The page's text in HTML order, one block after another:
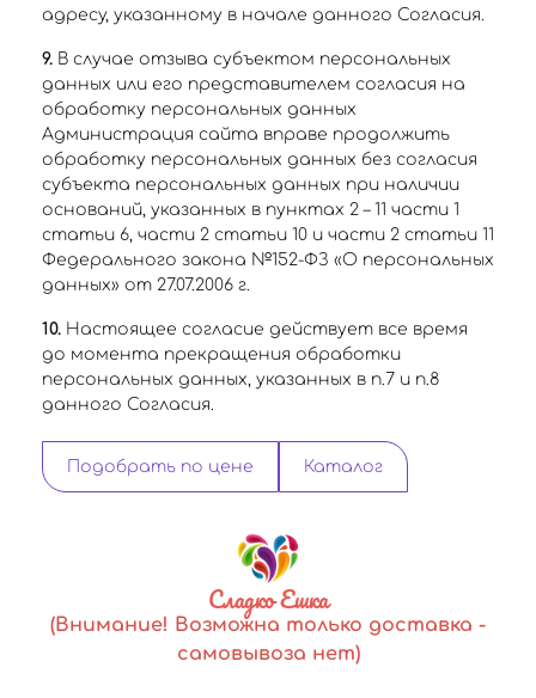
адресу, указанному в начале данного Согласия.
9. В случае отзыва субъектом персональных
данных или его представителем согласия на
обработку персональных данных
Администрация сайта вправе продолжить
обработку персональных данных без согласия
субъекта персональных данных при наличии
оснований, указанных в пунктах 2 – 11 части 1
статьи 6, части 2 статьи 10 и части 2 статьи 11
Федерального закона №152-ФЗ «О персональных
данных» от 27.07.2006 г.
10. Настоящее согласие действует все время
до момента прекращения обработки
персональных данных, указанных в п.7 и п.8
данного Согласия.
Подобрать по цене Каталог
Сладко Ешка
(Внимание! Возможна только доставка -
самовывоза нет)